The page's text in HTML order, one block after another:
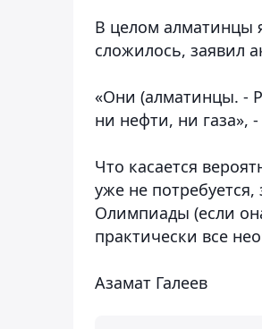
В целом алматинцы
сложилось, заявил
«Они (алматинцы. -
ни нефти, ни газа»,
Что касается
уже не
Олимпиады (если
практически все
Азамат Галеев